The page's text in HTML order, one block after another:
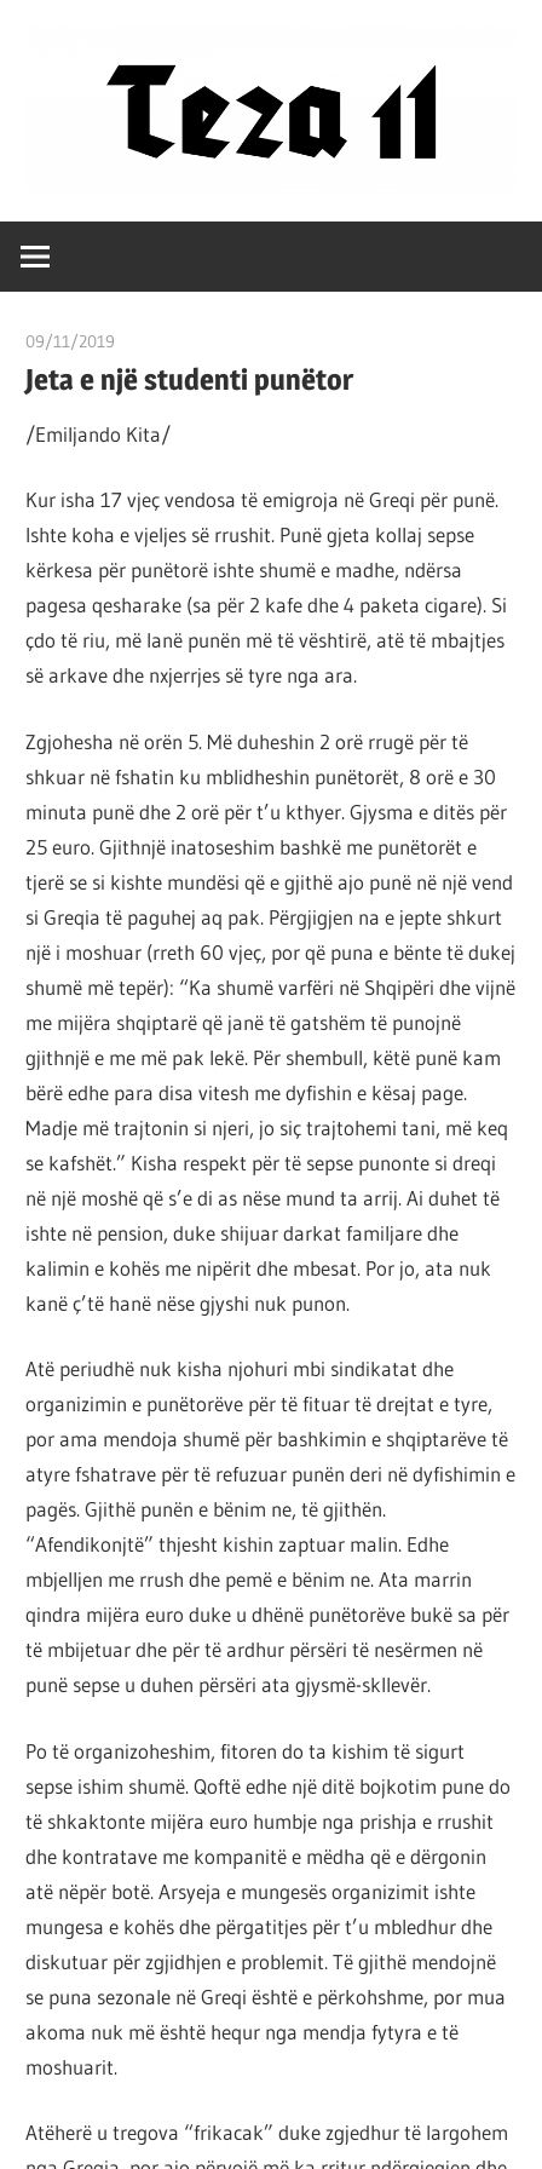
Teza
11
vetëm
shpjeguar
në
të
ndryshme
botën,
por
është
që
shndërrosh
atë.
09/11/2019
Jeta e një studenti punëtor
/Emiljando Kita/
Kur isha 17 vjeç vendosa të emigroja në Greqi për punë.
Ishte koha e vjeljes së rrushit. Punë gjeta kollaj sepse
kërkesa për punëtorë ishte shumë e madhe, ndërsa
pagesa qesharake (sa për 2 kafe dhe 4 paketa cigare). Si
çdo të riu, më lanë punën më të vështirë, atë të mbajtjes
së arkave dhe nxjerrjes së tyre nga ara.
Zgjohesha në orën 5. Më duheshin 2 orë rrugë për të
shkuar në fshatin ku mblidheshin punëtorët, 8 orë e 30
minuta punë dhe 2 orë për t’u kthyer. Gjysma e ditës për
25 euro. Gjithnjë inatoseshim bashkë me punëtorët e
tjerë se si kishte mundësi që e gjithë ajo punë në një vend
si Greqia të paguhej aq pak. Përgjigjen na e jepte shkurt
një i moshuar (rreth 60 vjeç, por që puna e bënte të dukej
shumë më tepër): “Ka shumë varfëri në Shqipëri dhe vijnë
me mijëra shqiptarë që janë të gatshëm të punojnë
gjithnjë e me më pak lekë. Për shembull, këtë punë kam
bërë edhe para disa vitesh me dyfishin e kësaj page.
Madje më trajtonin si njeri, jo siç trajtohemi tani, më keq
se kafshët.” Kisha respekt për të sepse punonte si dreqi
në një moshë që s’e di as nëse mund ta arrij. Ai duhet të
ishte në pension, duke shijuar darkat familjare dhe
kalimin e kohës me nipërit dhe mbesat. Por jo, ata nuk
kanë ç’të hanë nëse gjyshi nuk punon.
Atë periudhë nuk kisha njohuri mbi sindikatat dhe
organizimin e punëtorëve për të fituar të drejtat e tyre,
por ama mendoja shumë për bashkimin e shqiptarëve të
atyre fshatrave për të refuzuar punën deri në dyfishimin e
pagës. Gjithë punën e bënim ne, të gjithën.
“Afendikonjtë” thjesht kishin zaptuar malin. Edhe
mbjelljen me rrush dhe pemë e bënim ne. Ata marrin
qindra mijëra euro duke u dhënë punëtorëve bukë sa për
të mbijetuar dhe për të ardhur përsëri të nesërmen në
punë sepse u duhen përsëri ata gjysmë-skllevër.
Po të organizoheshim, fitoren do ta kishim të sigurt
sepse ishim shumë. Qoftë edhe një ditë bojkotim pune do
të shkaktonte mijëra euro humbje nga prishja e rrushit
dhe kontratave me kompanitë e mëdha që e dërgonin
atë nëpër botë. Arsyeja e mungesës organizimit ishte
mungesa e kohës dhe përgatitjes për t’u mbledhur dhe
diskutuar për zgjidhjen e problemit. Të gjithë mendojnë
se puna sezonale në Greqi është e përkohshme, por mua
akoma nuk më është hequr nga mendja fytyra e të
moshuarit.
Atëherë u tregova “frikacak” duke zgjedhur të largohem